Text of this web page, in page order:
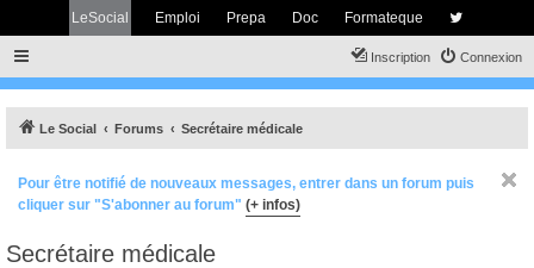
LeSocial Emploi Prepa Doc Formateque
Connexion
Inscription
Le Social Forums Secrétaire médicale
Pour être notifié de nouveaux messages, entrer dans un forum puis
cliquer sur "S'abonner au forum" (+ infos)
Secrétaire médicale